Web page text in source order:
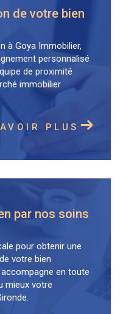
de votre bien
à Goya Immobilier,
personnalisé
de proximité
immobilier
PLUS
par nos soins
pour obtenir une
votre bien
en toute
mieux votre